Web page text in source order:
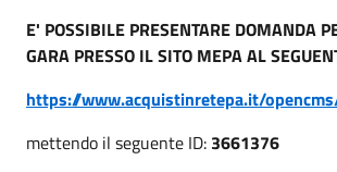
E' POSSIBILE PRESENTARE DOMANDA
GARA PRESSO IL SITO MEPA AL
https://www.acquistinretepa.it/
mettendo il seguente ID: 3661376